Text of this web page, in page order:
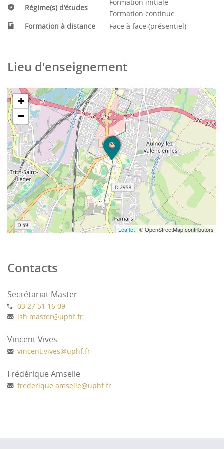
Admission et exigences
En France : avoir obtenu une moyenne cumulative d'au
Au Québec : avoir obtenu une moyenne cumulative
d'au moins 3,0/4,3 dans un baccalauréat en études
littéraires francophones ou dans une discipline
connexe (90 crédits)
Conditions particulières
Dans chaque université, un comité de sélection est mis
en place pour les autres conditions d'admission :
excellence du dossier académique et des notes,
aptitude à la réussite dans un contexte international
universitaire.
Régime(s) d'études
Formation continue
Formation à distance
Face à face (présentiel)
Lieu d'enseignement
+
−
Leaflet | © OpenStreetMap contributors
Contacts
Secrétariat Master
03 27 51 16 09
ish.master@uphf.fr
Vincent Vives
vincent.vives@uphf.fr
Frédérique Amselle
frederique.amselle@uphf.fr